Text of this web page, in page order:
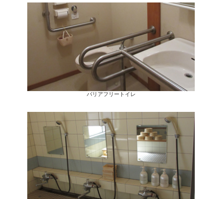
バリアフリートイレ